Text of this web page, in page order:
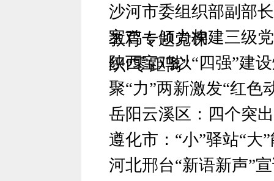
沙河市委组织部副部
教育专题党课
宝鸡：倾力构建三
织“零距离”
陕西宝鸡以“四强”建
聚“力”两新激发“红色
岳阳云溪区：四个突
遵化市：“小”驿站“大
河北邢台“新语新声”